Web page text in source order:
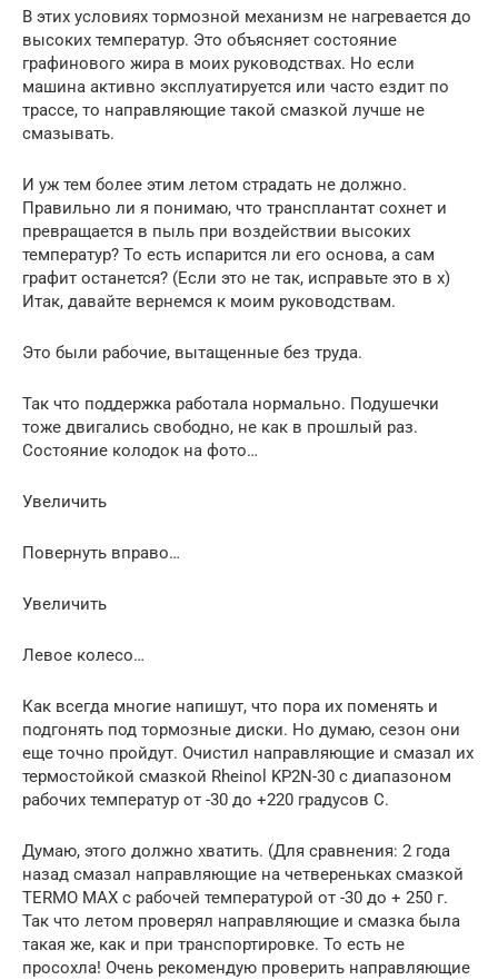
В этих условиях тормозной механизм не нагревается до
высоких температур. Это объясняет состояние
графинового жира в моих руководствах. Но если
машина активно эксплуатируется или часто ездит по
трассе, то направляющие такой смазкой лучше не
смазывать.
И уж тем более этим летом страдать не должно.
Правильно ли я понимаю, что трансплантат сохнет и
превращается в пыль при воздействии высоких
температур? То есть испарится ли его основа, а сам
графит останется? (Если это не так, исправьте это в x)
Итак, давайте вернемся к моим руководствам.
Это были рабочие, вытащенные без труда.
Так что поддержка работала нормально. Подушечки
тоже двигались свободно, не как в прошлый раз.
Состояние колодок на фото…
Увеличить
Повернуть вправо…
Увеличить
Левое колесо…
Как всегда многие напишут, что пора их поменять и
подгонять под тормозные диски. Но думаю, сезон они
еще точно пройдут. Очистил направляющие и смазал их
термостойкой смазкой Rheinol KP2N-30 с диапазоном
рабочих температур от -30 до +220 градусов С.
Думаю, этого должно хватить. (Для сравнения: 2 года
назад смазал направляющие на четвереньках смазкой
TERMO MAX с рабочей температурой от -30 до + 250 г.
Так что летом проверял направляющие и смазка была
такая же, как и при транспортировке. То есть не
просохла! Очень рекомендую проверить направляющие